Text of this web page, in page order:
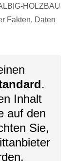
HOLZBAU
Fakten, Daten
.
Inhalt
auf den
Sie,